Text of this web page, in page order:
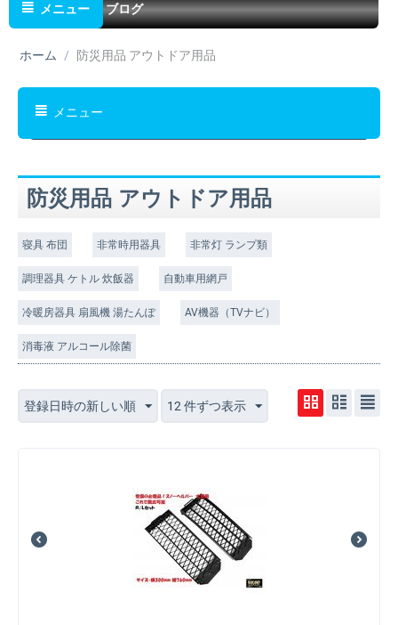
メニュー ブログ
ホーム / 防災用品 アウトドア用品
メニュー
防災用品 アウトドア用品
寝具 布団 非常時用器具 非常灯 ランプ類
調理器具 ケトル 炊飯器 自動車用網戸
冷暖房器具 扇風機 湯たんぽ AV機器（TVナビ）
消毒液 アルコール除菌
登録日時の新しい順 12 件ずつ表示